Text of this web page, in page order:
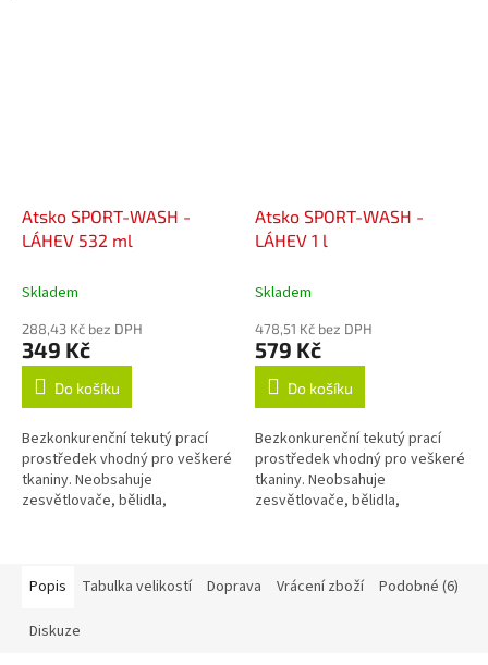
Atsko SPORT-WASH -
LÁHEV 532 ml
Skladem
288,43 Kč bez DPH
349 Kč
Do košíku
Bezkonkurenční tekutý prací
prostředek vhodný pro veškeré
tkaniny. Neobsahuje
zesvětlovače, bělidla,
Atsko SPORT-WASH -
LÁHEV 1 l
Skladem
478,51 Kč bez DPH
579 Kč
Do košíku
Bezkonkurenční tekutý prací
prostředek vhodný pro veškeré
tkaniny. Neobsahuje
zesvětlovače, bělidla,
Popis
Tabulka velikostí Doprava Vrácení zboží Podobné (6)
Diskuze